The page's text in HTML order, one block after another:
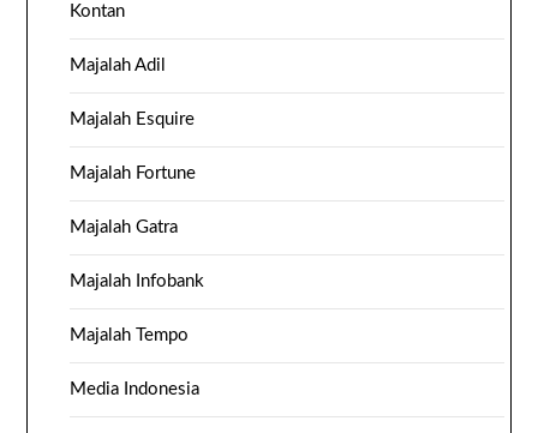
Kontan
Majalah Adil
Majalah Esquire
Majalah Fortune
Majalah Gatra
Majalah Infobank
Majalah Tempo
Media Indonesia